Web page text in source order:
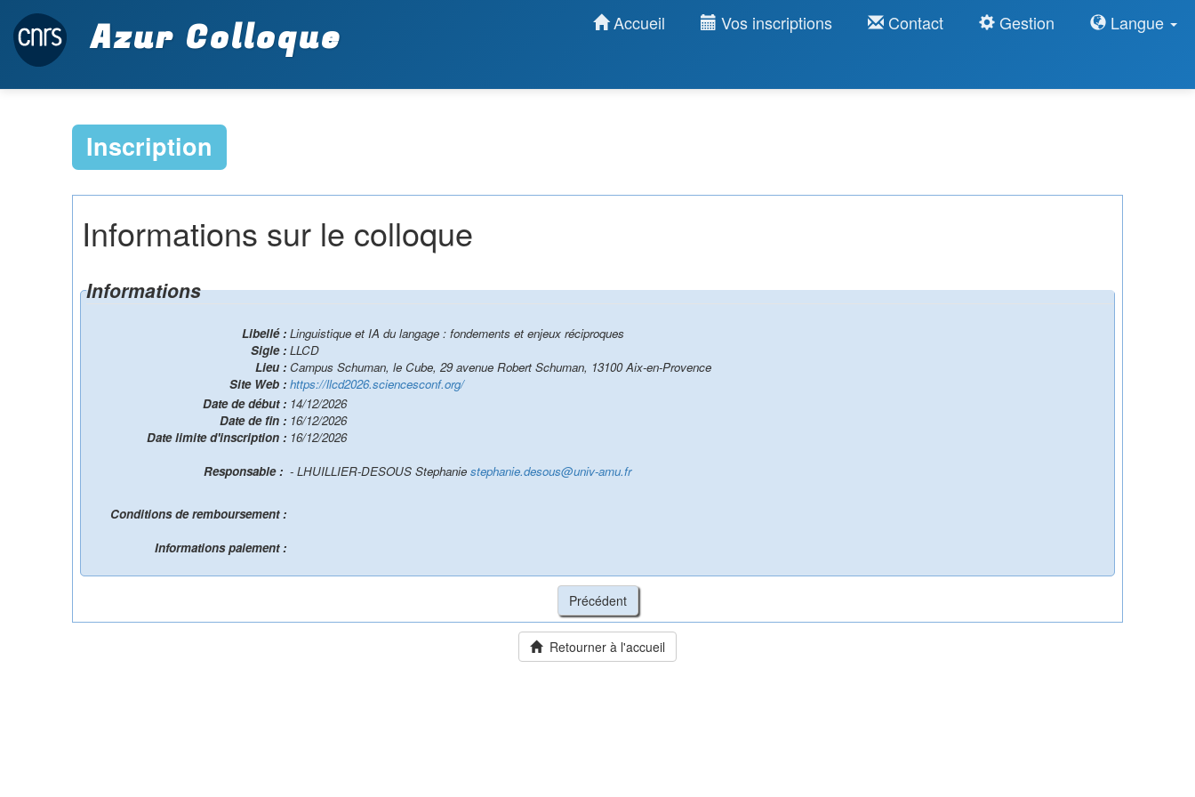
Azur Colloque Accueil Vos inscriptions Contact Gestion Langue
Inscription
Informations sur le colloque
Informations
Libellé : Linguistique et IA du langage : fondements et enjeux réciproques
Sigle : LLCD
Lieu : Campus Schuman, le Cube, 29 avenue Robert Schuman, 13100 Aix-en-Provence
Site Web : https://llcd2026.sciencesconf.org/
Date de début : 14/12/2026
Date de fin : 16/12/2026
Date limite d'inscription : 16/12/2026
- LHUILLIER-DESOUS Stephanie stephanie.desous@univ-amu.fr
Conditions de remboursement :
Informations paiement :
Retourner à l'accueil